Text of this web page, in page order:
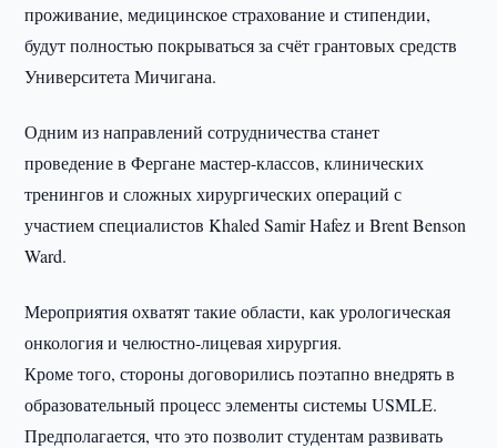
проживание, медицинское страхование и стипендии,
будут полностью покрываться за счёт грантовых средств
Университета Мичигана.
Одним из направлений сотрудничества станет
проведение в Фергане мастер-классов, клинических
тренингов и сложных хирургических операций с
участием специалистов Khaled Samir Hafez и Brent Benson
Ward.
Мероприятия охватят такие области, как урологическая
онкология и челюстно-лицевая хирургия.
Кроме того, стороны договорились поэтапно внедрять в
образовательный процесс элементы системы USMLE.
Предполагается, что это позволит студентам развивать